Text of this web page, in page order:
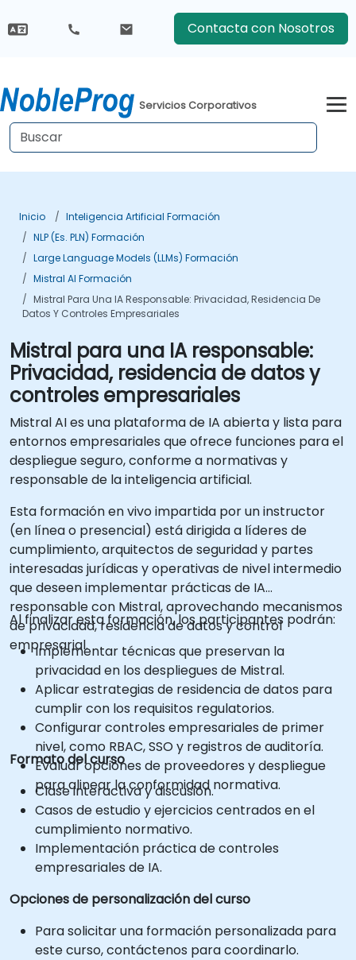
Contacta con Nosotros
Servicios Corporativos
Inicio
Inteligencia Artificial Formación
NLP (es. PLN) Formación
Large Language Models (LLMs) Formación
Mistral AI Formación
Mistral Para Una IA Responsable: Privacidad, Residencia De
Datos Y Controles Empresariales
Mistral para una IA responsable:
Privacidad, residencia de datos y
controles empresariales
Mistral AI es una plataforma de IA abierta y lista para
entornos empresariales que ofrece funciones para el
despliegue seguro, conforme a normativas y
responsable de la inteligencia artificial.
Esta formación en vivo impartida por un instructor
(en línea o presencial) está dirigida a líderes de
cumplimiento, arquitectos de seguridad y partes
interesadas jurídicas y operativas de nivel intermedio
que deseen implementar prácticas de IA
responsable con Mistral, aprovechando mecanismos
de privacidad, residencia de datos y control
empresarial.
Al finalizar esta formación, los participantes podrán:
Implementar técnicas que preservan la
privacidad en los despliegues de Mistral.
Aplicar estrategias de residencia de datos para
cumplir con los requisitos regulatorios.
Configurar controles empresariales de primer
nivel, como RBAC, SSO y registros de auditoría.
Evaluar opciones de proveedores y despliegue
para alinear la conformidad normativa.
Formato del curso
Clase interactiva y discusión.
Casos de estudio y ejercicios centrados en el
cumplimiento normativo.
Implementación práctica de controles
empresariales de IA.
Opciones de personalización del curso
Para solicitar una formación personalizada para
este curso, contáctenos para coordinarlo.